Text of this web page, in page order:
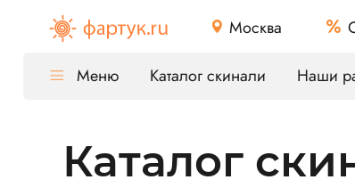
Москва
Меню Каталог скинали Наши
Каталог